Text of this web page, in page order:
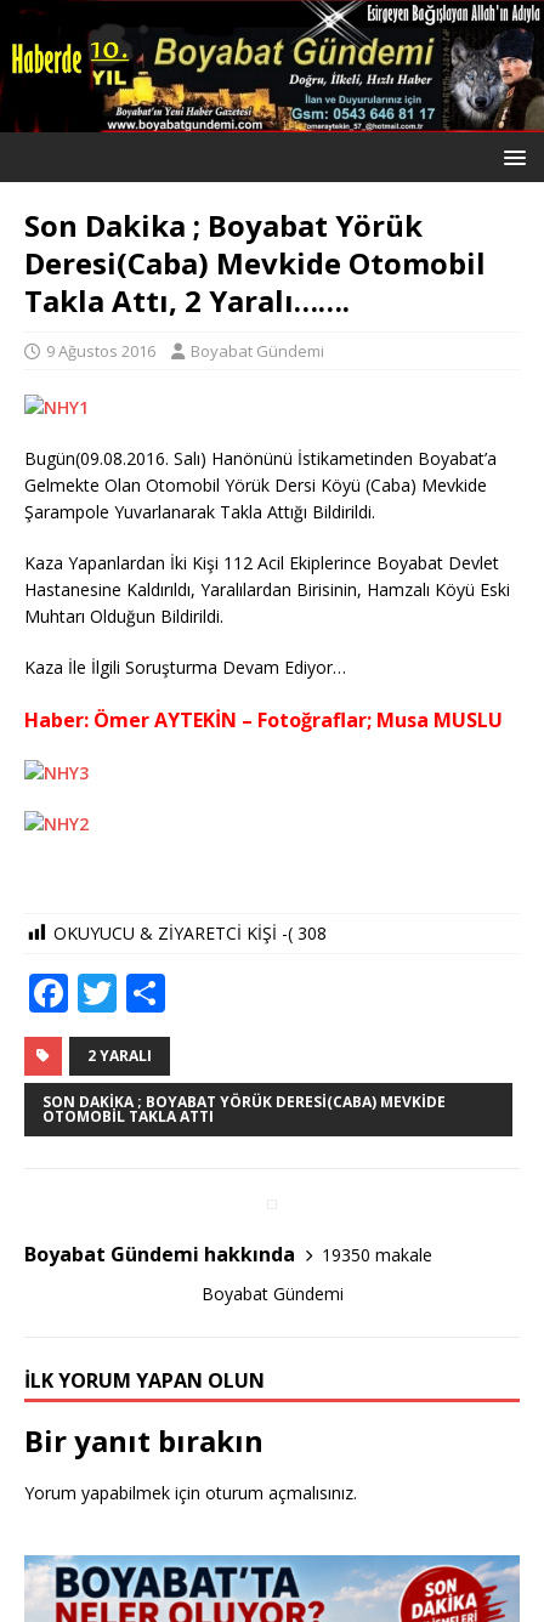
Son Dakika ; Boyabat Yörük
Deresi(Caba) Mevkide Otomobil
Takla Attı, 2 Yaralı…….
9 Ağustos 2016 Boyabat Gündemi
Bugün(09.08.2016. Salı) Hanönünü İstikametinden Boyabat’a
Gelmekte Olan Otomobil Yörük Dersi Köyü (Caba) Mevkide
Şarampole Yuvarlanarak Takla Attığı Bildirildi.
Kaza Yapanlardan İki Kişi 112 Acil Ekiplerince Boyabat Devlet
Hastanesine Kaldırıldı, Yaralılardan Birisinin, Hamzalı Köyü Eski
Muhtarı Olduğun Bildirildi.
Kaza İle İlgili Soruşturma Devam Ediyor…
Haber: Ömer AYTEKİN – Fotoğraflar; Musa MUSLU
OKUYUCU & ZİYARETCİ KİŞİ -( 308
F
a
c
e
b
k
T
w
it
te
r
h
ar
e
2 YARALI
SON DAKIKA ; BOYABAT YÖRÜK DERESI(CABA) MEVKIDE
OTOMOBIL TAKLA ATTI
Boyabat Gündemi hakkında
19350 makale
Boyabat Gündemi
İLK YORUM YAPAN OLUN
Bir yanıt bırakın
Yorum yapabilmek için oturum açmalısınız.